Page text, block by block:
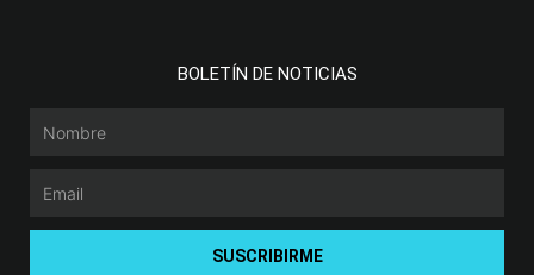
BOLETÍN DE NOTICIAS
SUSCRIBIRME